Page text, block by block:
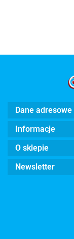
Dane adresowe
Informacje
O sklepie
Newsletter